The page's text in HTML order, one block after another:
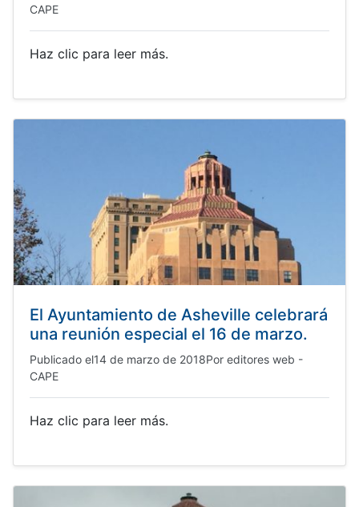
CAPE
Haz clic para leer más.
El Ayuntamiento de Asheville celebrará
una reunión especial el 16 de marzo.
Publicado el14 de marzo de 2018Por editores web -
CAPE
Haz clic para leer más.